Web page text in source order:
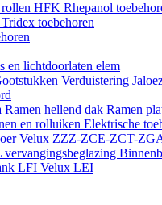
rollen HFK Rhepanol
Tridex toebehoren
en lichtdoorlaten elem
Verduistering
Ramen hellend dak Ramen
en rolluiken Elektrische
Velux ZZZ-ZCE-ZCT-
vervangingsbeglazing
LFI Velux LEI